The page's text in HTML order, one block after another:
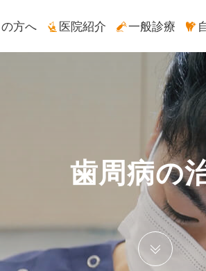
方へ 医院紹介 一般診療
歯周病の